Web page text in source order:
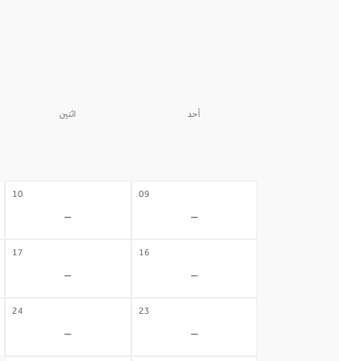
أحد اثنين
09
-
10
-
16
-
17
-
23
-
24
-